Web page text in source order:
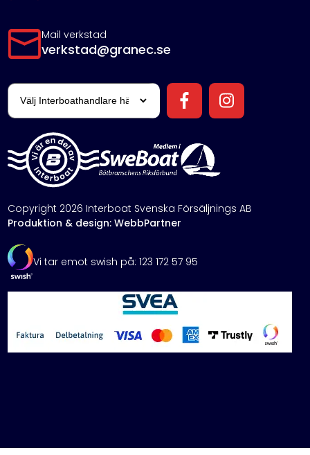
Mail verkstad
verkstad@granec.se
Copyright 2026 Interboat Svenska Försäljnings AB
Produktion & design: WebbPartner
Vi tar emot swish på: 123 172 57 95